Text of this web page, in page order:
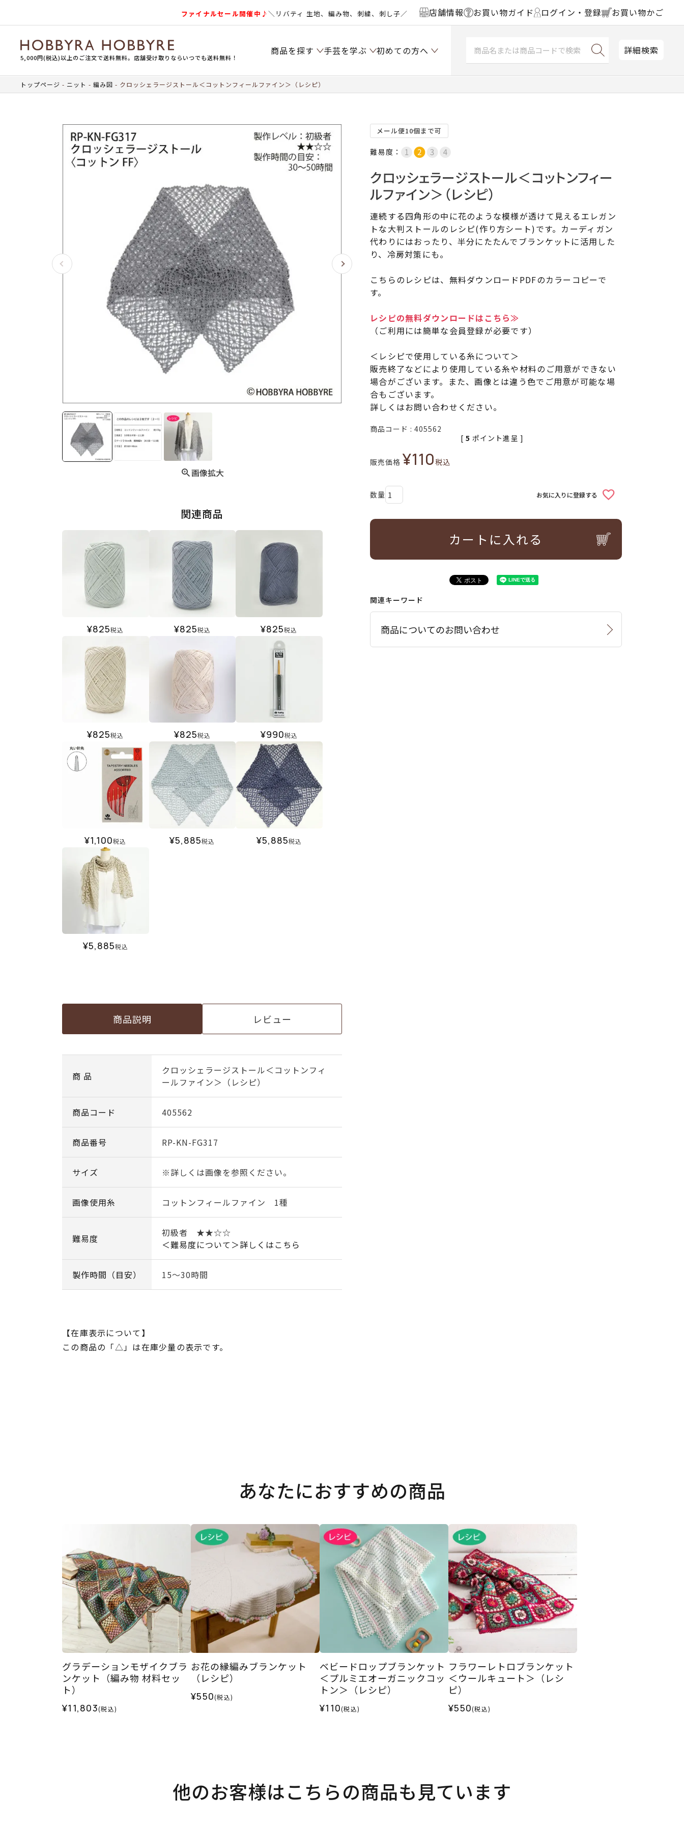
ファイナルセール開催中♪＼リバティ 生地、編み物、刺繍、刺し子／ 店舗情報 お買い物ガイド ログイン・登録 お買い物かご
5,000円(税込)以上のご注文で送料無料。店舗受け取りならいつでも送料無料！
商品を探す 手芸を学ぶ 初めての方へ 詳細検索
トップページ ニット 編み図 クロッシェラージストール＜コットンフィールファイン＞（レシピ）
画像拡大
関連商品
¥825税込 ¥825税込 ¥825税込
¥825税込 ¥825税込 ¥990税込
¥1,100税込 ¥5,885税込 ¥5,885税込
¥5,885税込
商品説明 レビュー
商 品
クロッシェラージストール＜コットンフィ
ールファイン＞（レシピ）
商品コード 405562
商品番号 RP-KN-FG317
サイズ ※詳しくは画像を参照ください。
画像使用糸 コットンフィールファイン 1種
難易度
初級者 ★★☆☆
＜難易度について＞詳しくはこちら
製作時間（目安） 15～30時間
【在庫表示について】
この商品の「△」は在庫少量の表示です。
メール便10個まで可
難易度：
クロッシェラージストール＜コットンフィー
ルファイン＞（レシピ）
連続する四角形の中に花のような模様が透けて見えるエレガン
トな大判ストールのレシピ(作り方シート)です。カーディガン
代わりにはおったり、半分にたたんでブランケットに活用した
り、冷房対策にも。
こちらのレシピは、無料ダウンロードPDFのカラーコピーで
す。
レシピの無料ダウンロードはこちら≫
（ご利用には簡単な会員登録が必要です）
＜レシピで使用している糸について＞
販売終了などにより使用している糸や材料のご用意ができない
場合がございます。また、画像とは違う色でご用意が可能な場
合もございます。
詳しくはお問い合わせください。
商品コード 405562
販売価格 ¥110税込
[ 5 ポイント進呈 ]
お気に入りに登録する
カートに入れる
関連キーワード
商品についてのお問い合わせ
あなたにおすすめの商品
グラデーションモザイクブラ
ンケット（編み物 材料セッ
ト）
¥11,803(税込)
お花の縁編みブランケット
（レシピ）
¥550(税込)
ベビードロップブランケット
＜プルミエオーガニックコッ
トン＞（レシピ）
¥110(税込)
フラワーレトロブランケット
＜ウールキュート＞（レシ
ピ）
¥550(税込)
他のお客様はこちらの商品も見ています